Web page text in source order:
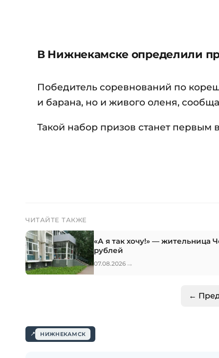
В Нижнекамске определили
Победитель соревнований по
и барана, но и живого оленя,
Такой набор призов станет первым
ЧИТАЙТЕ ТАКЖЕ
«А я так хочу!» — жительница
рублей
07.08.2026 →
←
НИЖНЕКАМСК